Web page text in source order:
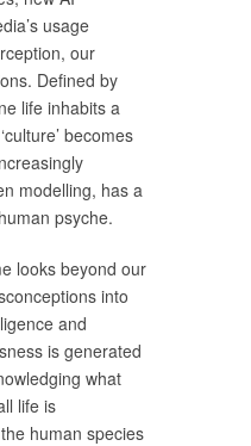
usage
our
Defined by
life inhabits a
becomes
modelling, has a
psyche.
looks beyond our
into
and
is generated
what
life is
human species